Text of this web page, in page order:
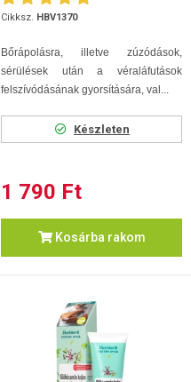
Cikksz. HBV1370
Bőrápolásra, illetve zúzódások,
sérülések után a véraláfutások
felszívódásának gyorsítására, val...
Készleten
1 790 Ft
Kosárba rakom